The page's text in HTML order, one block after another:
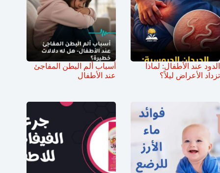
الدود عند الأطفال: لماذا
تزداد الأعراض ليلاً؟
أسباب ألم البطن المفاجئ
عند الأطفال